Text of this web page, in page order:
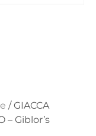
/ GIACCA
– Giblor’s